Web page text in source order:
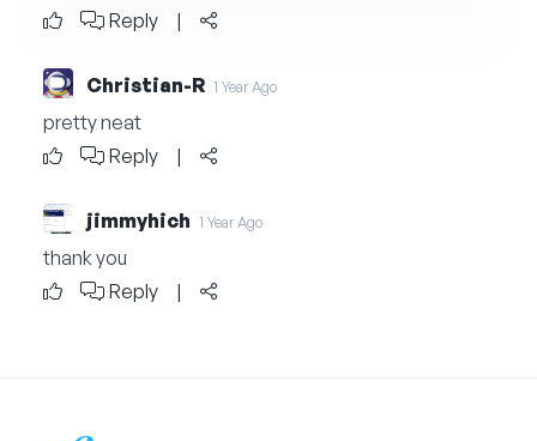
Reply
|
Christian-R 1 Year Ago
pretty neat
Reply
|
jimmyhich 1 Year Ago
thank you
Reply
|